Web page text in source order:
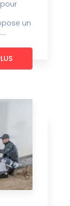
pour
un